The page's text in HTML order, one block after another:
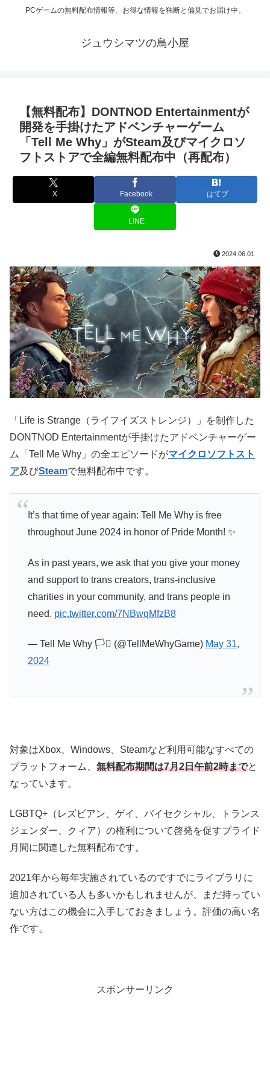
PCゲームの無料配布情報等、お得な情報を独断と偏見でお届け中。
ジュウシマツの鳥小屋
【無料配布】DONTNOD Entertainmentが
開発を手掛けたアドベンチャーゲーム
「Tell Me Why」がSteam及びマイクロソ
フトストアで全編無料配布中（再配布）
X Facebook はてブ
LINE
2024.06.01
「Life is Strange（ライフイズストレンジ）」を制作した
DONTNOD Entertainmentが手掛けたアドベンチャーゲー
ム「Tell Me Why」の全エピソードがマイクロソフトスト
ア及びSteamで無料配布中です。
It’s that time of year again: Tell Me Why is free
throughout June 2024 in honor of Pride Month! ✨
As in past years, we ask that you give your money
and support to trans creators, trans-inclusive
charities in your community, and trans people in
need. pic.twitter.com/7NBwqMfzB8
— Tell Me Why 🏳️‍⚧️ (@TellMeWhyGame) May 31,
2024
対象はXbox、Windows、Steamなど利用可能なすべての
プラットフォーム、 無料配布期間は7月2日午前2時までと
なっています。
LGBTQ+（レズビアン、ゲイ、バイセクシャル、トランス
ジェンダー、クィア）の権利について啓発を促すプライド
月間に関連した無料配布です。
2021年から毎年実施されているのですでにライブラリに
追加されている人も多いかもしれませんが、まだ持ってい
ない方はこの機会に入手しておきましょう。評価の高い名
作です。
スポンサーリンク